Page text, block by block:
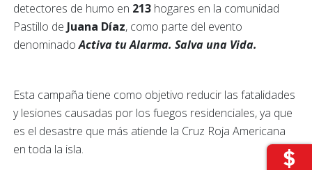
detectores de humo en 213 hogares en la comunidad
Pastillo de Juana Díaz, como parte del evento
denominadoActiva tu Alarma. Salva una Vida.
Esta campaña tiene como objetivo reducir las fatalidades
y lesiones causadas por los fuegos residenciales, ya que
es el desastre que más atiende la Cruz Roja Americana
en toda la isla.